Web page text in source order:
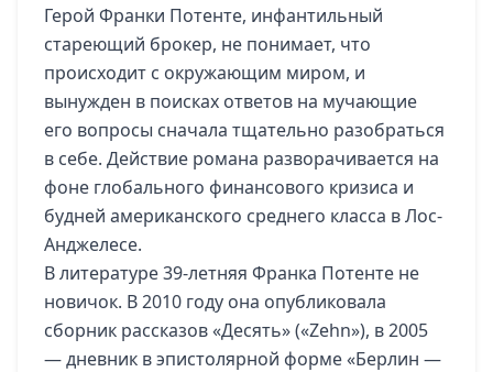
Герой Франки Потенте, инфантильный
стареющий брокер, не понимает, что
происходит с окружающим миром, и
вынужден в поисках ответов на мучающие
его вопросы сначала тщательно разобраться
в себе. Действие романа разворачивается на
фоне глобального финансового кризиса и
будней американского среднего класса в Лос-
Анджелесе.
В литературе 39-летняя Франка Потенте не
новичок. В 2010 году она опубликовала
сборник рассказов «Десять» («Zehn»), в 2005
— дневник в эпистолярной форме «Берлин —